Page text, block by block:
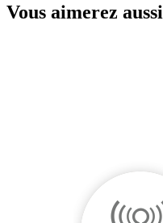
Vous aimerez aussi